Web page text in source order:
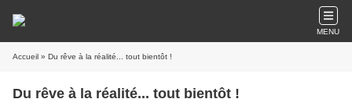
MENU
Accueil » Du rêve à la réalité... tout bientôt !
Du rêve à la réalité... tout bientôt !